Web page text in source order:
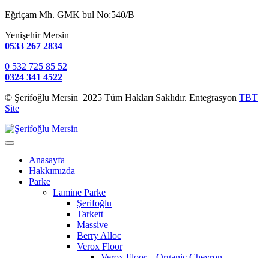
Eğriçam Mh. GMK bul No:540/B
Yenişehir Mersin
0533 267 2834
0 532 725 85 52
0324 341 4522
© Şerifoğlu Mersin 2025 Tüm Hakları Saklıdır. Entegrasyon TBT
Site
Anasayfa
Hakkımızda
Parke
Lamine Parke
Şerifoğlu
Tarkett
Massive
Berry Alloc
Verox Floor